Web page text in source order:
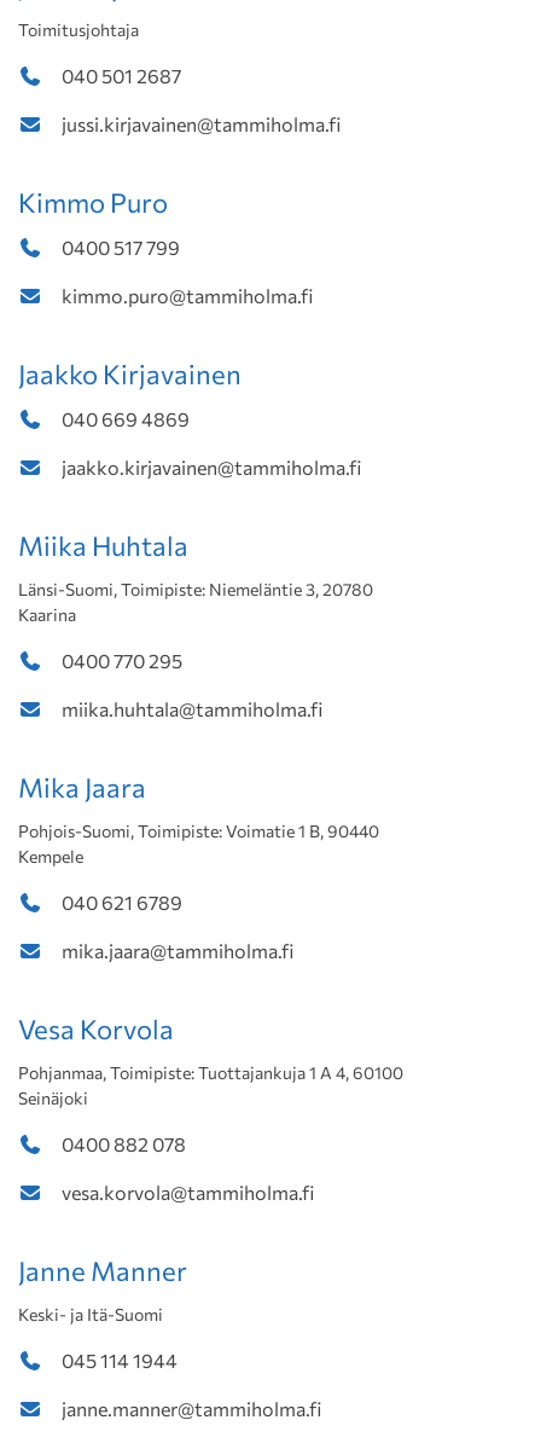
Toimitusjohtaja
040 501 2687
jussi.kirjavainen@tammiholma.fi
Kimmo Puro
0400 517 799
kimmo.puro@tammiholma.fi
Jaakko Kirjavainen
040 669 4869
jaakko.kirjavainen@tammiholma.fi
Miika Huhtala
Länsi-Suomi, Toimipiste: Niemeläntie 3, 20780
Kaarina
0400 770 295
miika.huhtala@tammiholma.fi
Mika Jaara
Pohjois-Suomi, Toimipiste: Voimatie 1 B, 90440
Kempele
040 621 6789
mika.jaara@tammiholma.fi
Vesa Korvola
Pohjanmaa, Toimipiste: Tuottajankuja 1 A 4, 60100
Seinäjoki
0400 882 078
vesa.korvola@tammiholma.fi
Janne Manner
Keski- ja Itä-Suomi
045 114 1944
janne.manner@tammiholma.fi